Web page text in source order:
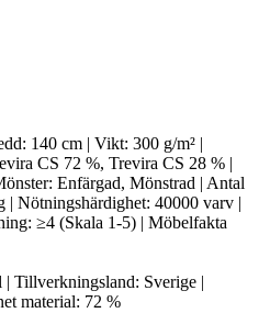
140 cm | Vikt: 300 g/m² |
CS 72 %, Trevira CS 28 % |
Enfärgad, Mönstrad | Antal
| Nötningshärdighet: 40000 varv |
≥4 (Skala 1-5) | Möbelfakta
Tillverkningsland: Sverige |
material: 72 %